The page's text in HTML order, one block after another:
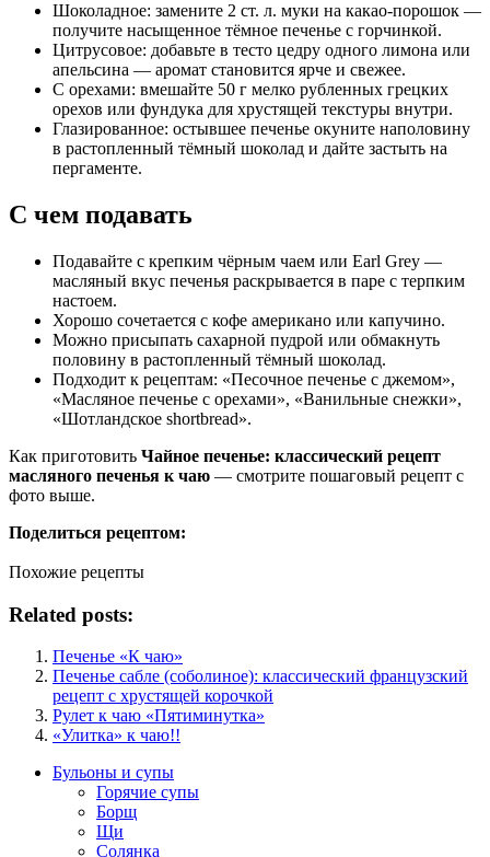
Шоколадное: замените 2 ст. л. муки на какао-порошок —
получите насыщенное тёмное печенье с горчинкой.
Цитрусовое: добавьте в тесто цедру одного лимона или
апельсина — аромат становится ярче и свежее.
С орехами: вмешайте 50 г мелко рубленных грецких
орехов или фундука для хрустящей текстуры внутри.
Глазированное: остывшее печенье окуните наполовину
в растопленный тёмный шоколад и дайте застыть на
пергаменте.
С чем подавать
Подавайте с крепким чёрным чаем или Earl Grey —
масляный вкус печенья раскрывается в паре с терпким
настоем.
Хорошо сочетается с кофе американо или капучино.
Можно присыпать сахарной пудрой или обмакнуть
половину в растопленный тёмный шоколад.
Подходит к рецептам: «Песочное печенье с джемом»,
«Масляное печенье с орехами», «Ванильные снежки»,
«Шотландское shortbread».
Как приготовить Чайное печенье: классический рецепт
масляного печенья к чаю — смотрите пошаговый рецепт с
фото выше.
Поделиться рецептом:
Похожие рецепты
Related posts:
Печенье «К чаю»
Печенье сабле (соболиное): классический французский
рецепт с хрустящей корочкой
Рулет к чаю «Пятиминутка»
«Улитка» к чаю!!
Бульоны и супы
Горячие супы
Борщ
Щи
Солянка